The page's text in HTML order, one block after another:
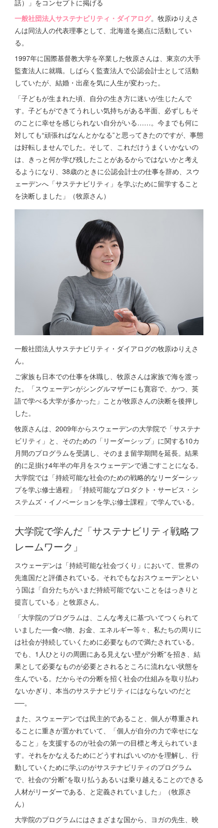
話）」をコンセプトに掲げる
一般社団法人サステナビリティ・ダイアログ。牧原ゆりえさ
んは同法人の代表理事として、北海道を拠点に活動してい
る。
1997年に国際基督教大学を卒業した牧原さんは、東京の大手
監査法人に就職。しばらく監査法人で公認会計士として活動
していたが、結婚・出産を気に人生が変わった。
「子どもが生まれた頃、自分の生き方に迷いが生じたんで
す。子どもができてうれしい気持ちがある半面、必ずしもそ
のことに幸せを感じられない自分がいる……。今までも何に
対しても“頑張ればなんとかなる”と思ってきたのですが、事態
は好転しませんでした。そして、これだけうまくいかないの
は、きっと何か学び残したことがあるからではないかと考え
るようになり、38歳のときに公認会計士の仕事を辞め、スウ
ェーデンへ「サステナビリティ」を学ぶために留学すること
を決断しました」（牧原さん）
一般社団法人サステナビリティ・ダイアログの牧原ゆりえさ
ん。
ご家族も日本での仕事を休職し、牧原さんは家族で海を渡っ
た。「スウェーデンがシングルマザーにも寛容で、かつ、英
語で学べる大学が多かった」ことが牧原さんの決断を後押し
した。
牧原さんは、2009年からスウェーデンの大学院で「サステナ
ビリティ」と、そのための「リーダーシップ」に関する10カ
月間のプログラムを受講し、そのまま留学期間を延長。結果
的に足掛け4年半の年月をスウェーデンで過ごすことになる。
大学院では「持続可能な社会のための戦略的なリーダーシッ
プを学ぶ修士過程」「持続可能なプロダクト・サービス・シ
ステムズ・イノベーションを学ぶ修士課程」で学んでいる。
大学院で学んだ「サステナビリティ戦略フ
レームワーク」
スウェーデンは「持続可能な社会づくり」において、世界の
先進国だと評価されている。それでもなおスウェーデンとい
う国は「自分たちがいまだ持続可能でないことをはっきりと
提言している」と牧原さん。
「大学院のプログラムは、こんな考えに基づいてつくられて
いました──食べ物、お金、エネルギー等々、私たちの周りに
は社会が持続していくために必要なもので満たされている。
でも、1人ひとりの周囲にある見えない壁が“分断”を招き、結
果として必要なものが必要とされるところに流れない状態を
生んでいる。だからその分断を招く社会の仕組みを取り払わ
ないかぎり、本当のサステナビリティにはならないのだと
──。
また、スウェーデンでは民主的であること、個人が尊重され
ることに重きが置かれていて、「個人が自分の力で幸せにな
ること」を支援するのが社会の第一の目標と考えられていま
す。それをかなえるためにどうすればいいのかを理解し、行
動していくために学ぶのがサステナビリティのプログラム
で、社会の“分断”を取り払うあるいは乗り越えることのできる
人材がリーダーである、と定義されていました」（牧原さ
ん）
大学院のプログラムにはさまざまな国から、ヨガの先生、映